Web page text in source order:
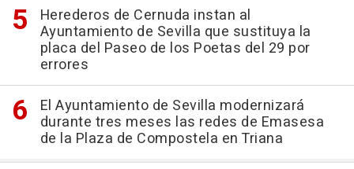
Herederos de Cernuda instan al
Ayuntamiento de Sevilla que sustituya la
placa del Paseo de los Poetas del 29 por
errores
El Ayuntamiento de Sevilla modernizará
durante tres meses las redes de Emasesa
de la Plaza de Compostela en Triana